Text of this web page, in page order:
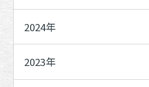
2024年
2023年